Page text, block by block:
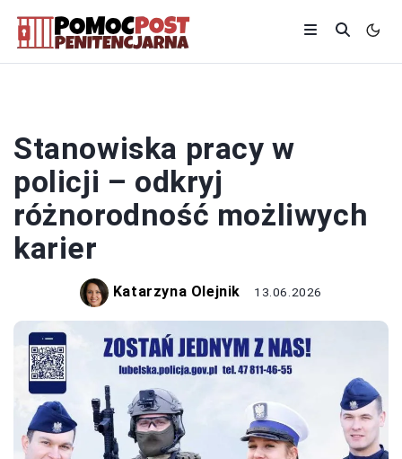
Stanowiska pracy w
policji – odkryj
różnorodność możliwych
karier
Katarzyna Olejnik 13.06.2026